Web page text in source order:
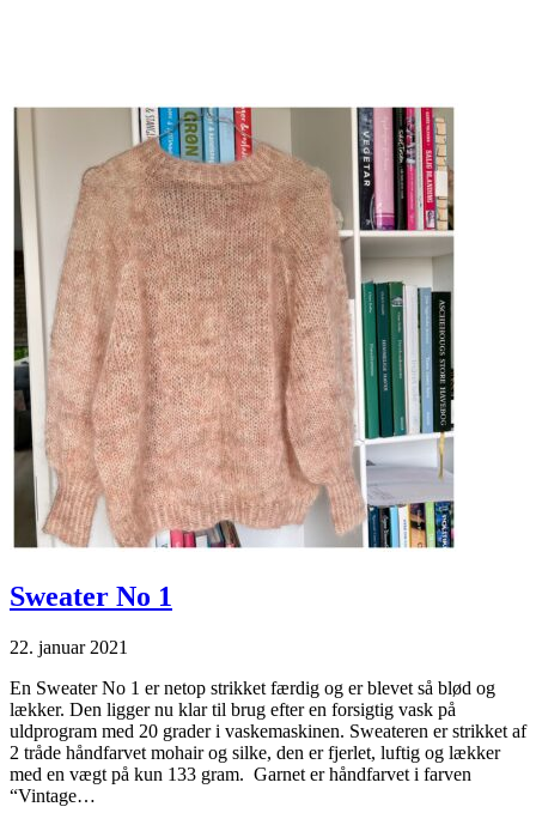
Sweater No 1
22. januar 2021
En Sweater No 1 er netop strikket færdig og er blevet så blød og
lækker. Den ligger nu klar til brug efter en forsigtig vask på
uldprogram med 20 grader i vaskemaskinen. Sweateren er strikket af
2 tråde håndfarvet mohair og silke, den er fjerlet, luftig og lækker
med en vægt på kun 133 gram. Garnet er håndfarvet i farven
“Vintage…